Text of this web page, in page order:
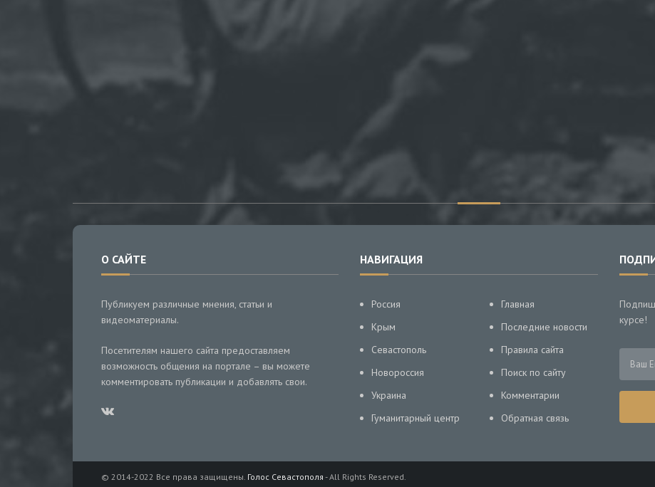
О САЙТЕ
Публикуем различные мнения, статьи и
видеоматериалы.
Посетителям нашего сайта предоставляем
возможность общения на портале – вы можете
комментировать публикации и добавлять свои.
НАВИГАЦИЯ
Россия
Крым
Севастополь
Новороссия
Украина
Гуманитарный центр
Главная
Последние новости
Правила сайта
Поиск по сайту
Комментарии
Обратная связь
курсе!
© 2014-2022 Все права защищены. Голос Севастополя - All Rights Reserved.